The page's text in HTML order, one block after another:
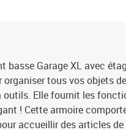
basse Garage XL avec
tous vos objets
outils. Elle fournit les
! Cette armoire
accueillir des articles